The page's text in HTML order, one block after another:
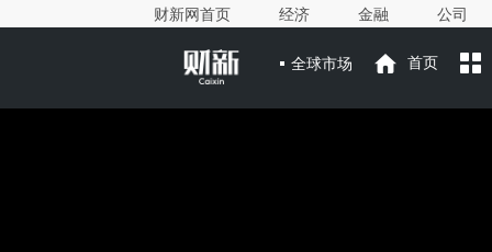
财新网首页 经济 金融 公司
全球市场 首页